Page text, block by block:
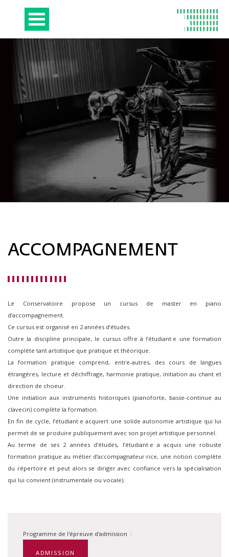
ACCOMPAGNEMENT
Le Conservatoire propose un cursus de master en piano
d’accompagnement.
Ce cursus est organisé en 2 années d’études.
Outre la discipline principale, le cursus offre à l’étudiant·e une formation
complète tant artistique que pratique et théorique.
La formation pratique comprend, entre-autres, des cours de langues
étrangères, lecture et déchiffrage, harmonie pratique, initiation au chant et
direction de choeur.
Une initiation aux instruments historiques (pianoforte, basse-continue au
clavecin) complète la formation.
En fin de cycle, l’étudiant·e acquiert une solide autonomie artistique qui lui
permet de se produire publiquement avec son projet artistique personnel.
Au terme de ses 2 années d’études, l’étudiant·e a acquis une robuste
formation pratique au métier d’accompagnateur·rice, une notion complète
du répertoire et peut alors se diriger avec confiance vers la spécialisation
qui lui convient (instrumentale ou vocale).
Programme de l'épreuve d'admission :
ADMISSION